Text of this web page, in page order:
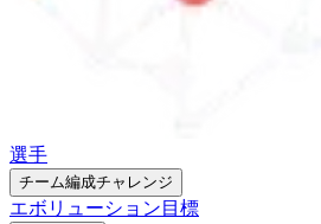
選手
チーム編成チャレンジ
エボリューション 目標